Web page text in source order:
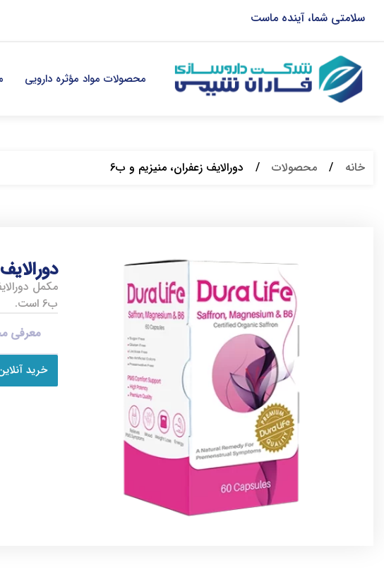
سلامتی شما، آینده ماست
محصولات مواد مؤثره دارویی
خانه / محصولات / دورالایف زعفران، منیزیم و ب6
ب6 است.
معرفی
خرید